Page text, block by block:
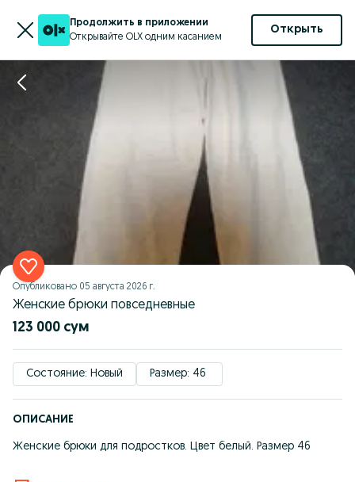
Продолжить в приложении
Открывайте OLX одним касанием
Открыть
Опубликовано 05 августа 2026 г.
Женские брюки повседневные
123 000 сум
Состояние: Новый Размер: 46
ОПИСАНИЕ
Женские брюки для подростков. Цвет белый. Размер 46